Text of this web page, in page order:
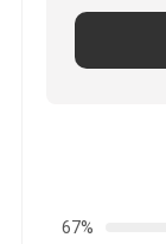
67%